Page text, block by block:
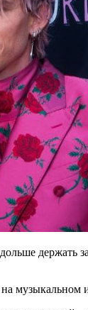
держать
музыкальном